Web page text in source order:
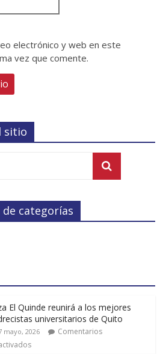
electrónico y web en este
vez que comente.
sitio
categorías
El Quinde reunirá a los mejores
universitarios de Quito
mayo, 2026
Comentarios